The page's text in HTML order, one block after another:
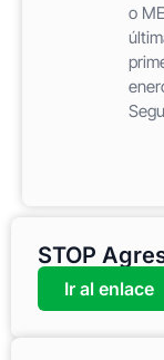
o
STOP
Ir al enlace